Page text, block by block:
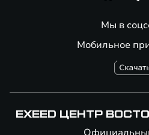
Мобильное
Мы в
EXEED ЦЕНТР